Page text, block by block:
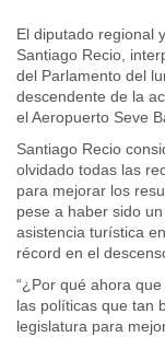
El diputado regional
Santiago Recio,
del Parlamento del
descendente de la
el Aeropuerto Seve
Santiago Recio
olvidado todas las
para mejorar los
pese a haber sido
asistencia turística
récord en el
“¿Por qué ahora
las políticas que tan
legislatura para